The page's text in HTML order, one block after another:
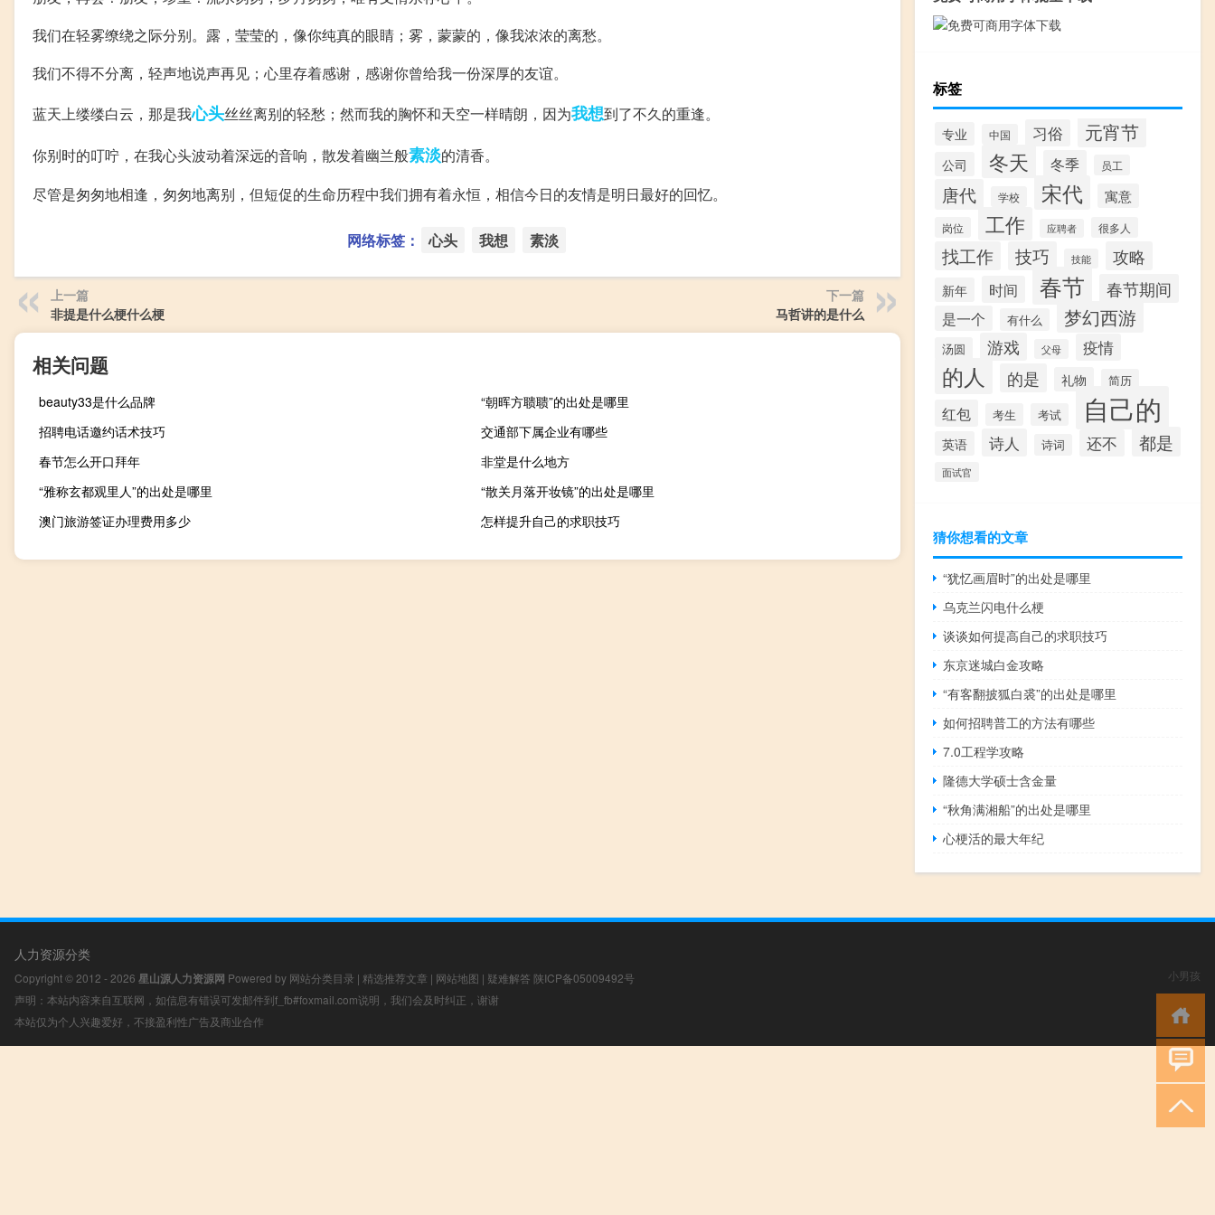
我们在轻雾缭绕之际分别。露，莹莹的，像你纯真的眼睛；雾，蒙蒙的，像我浓浓的离愁。
我们不得不分离，轻声地说声再见；心里存着感谢，感谢你曾给我一份深厚的友谊。
蓝天上缕缕白云，那是我心头丝丝离别的轻愁；然而我的胸怀和天空一样晴朗，因为我想到了不久的重逢。
你别时的叮咛，在我心头波动着深远的音响，散发着幽兰般素淡的清香。
尽管是匆匆地相逢，匆匆地离别，但短促的生命历程中我们拥有着永恒，相信今日的友情是明日最好的回忆。
网络标签： 心头 我想 素淡
上一篇
非提是什么梗什么梗
下一篇
马哲讲的是什么
相关问题
beauty33是什么品牌
“朝晖方聩聩”的出处是哪里
招聘电话邀约话术技巧
交通部下属企业有哪些
春节怎么开口拜年
非堂是什么地方
“雅称玄都观里人”的出处是哪里
“散关月落开妆镜”的出处是哪里
澳门旅游签证办理费用多少
怎样提升自己的求职技巧
标签
专业 中国 习俗 元宵节
公司 冬天 冬季 员工
唐代 学校 宋代 寓意
岗位 工作 应聘者 很多人
找工作 技巧 技能 攻略
新年 时间 春节 春节期间
是一个 有什么 梦幻西游
汤圆 游戏 父母 疫情
的人 的是 礼物 简历
红包 考生 考试 自己的
英语 诗人 诗词 还不 都是
面试官
猜你想看的文章
“犹忆画眉时”的出处是哪里
乌克兰闪电什么梗
谈谈如何提高自己的求职技巧
东京迷城白金攻略
“有客翻披狐白裘”的出处是哪里
如何招聘普工的方法有哪些
7.0工程学攻略
隆德大学硕士含金量
“秋角满湘船”的出处是哪里
心梗活的最大年纪
人力资源分类
Copyright © 2012 - 2026 星山源人力资源网 Powered by 网站分类目录 | 精选推荐文章 | 网站地图 | 疑难解答 陕ICP备05009492号
声明：本站内容来自互联网，如信息有错误可发邮件到f_fb#foxmail.com说明，我们会及时纠正，谢谢
本站仅为个人兴趣爱好，不接盈利性广告及商业合作
小男孩